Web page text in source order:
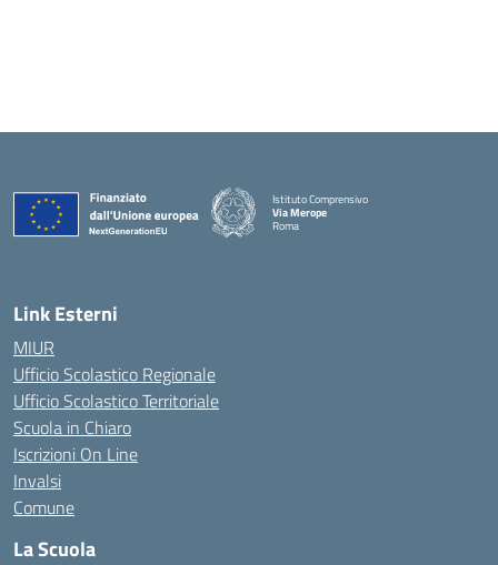
Istituto Comprensivo
Via Merope
Roma
Link Esterni
MIUR
Ufficio Scolastico Regionale
Ufficio Scolastico Territoriale
Scuola in Chiaro
Iscrizioni On Line
Invalsi
Comune
La Scuola